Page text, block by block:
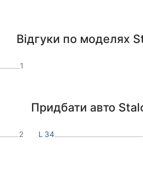
Відгуки по моделях
1
Придбати авто
2 L 34